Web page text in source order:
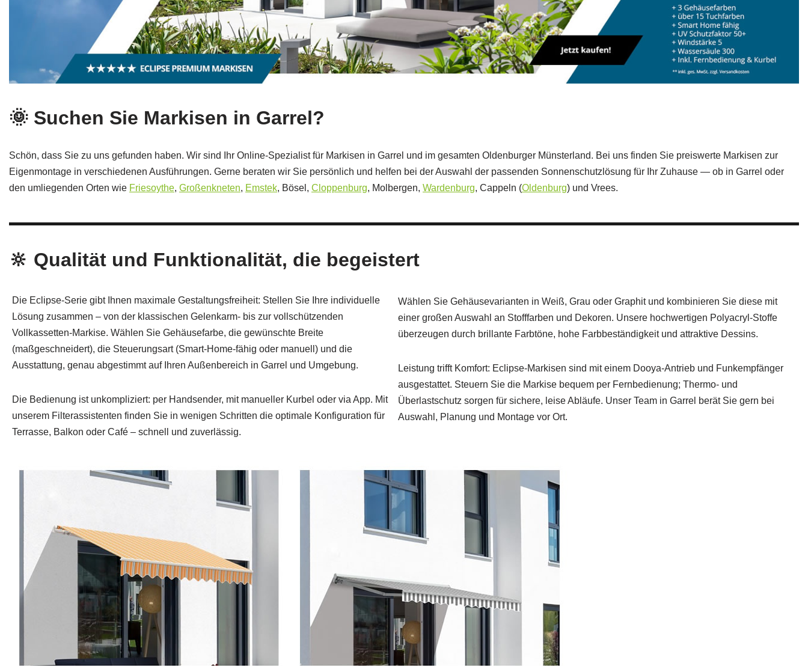
🌞 Suchen Sie Markisen in Garrel?
Schön, dass Sie zu uns gefunden haben. Wir sind Ihr Online-Spezialist für Markisen in Garrel und im gesamten Oldenburger Münsterland. Bei uns finden Sie preiswerte Markisen zur
Eigenmontage in verschiedenen Ausführungen. Gerne beraten wir Sie persönlich und helfen bei der Auswahl der passenden Sonnenschutzlösung für Ihr Zuhause — ob in Garrel oder
den umliegenden Orten wie Friesoythe, Großenkneten, Emstek, Bösel, Cloppenburg, Molbergen, Wardenburg, Cappeln (Oldenburg) und Vrees.
🔆 Qualität und Funktionalität, die begeistert
Die Eclipse-Serie gibt Ihnen maximale Gestaltungsfreiheit: Stellen Sie Ihre individuelle
Lösung zusammen – von der klassischen Gelenkarm- bis zur vollschützenden
Vollkassetten-Markise. Wählen Sie Gehäusefarbe, die gewünschte Breite
(maßgeschneidert), die Steuerungsart (Smart‑Home-fähig oder manuell) und die
Ausstattung, genau abgestimmt auf Ihren Außenbereich in Garrel und Umgebung.
Die Bedienung ist unkompliziert: per Handsender, mit manueller Kurbel oder via App. Mit
unserem Filterassistenten finden Sie in wenigen Schritten die optimale Konfiguration für
Terrasse, Balkon oder Café – schnell und zuverlässig.
Wählen Sie Gehäusevarianten in Weiß, Grau oder Graphit und kombinieren Sie diese mit
einer großen Auswahl an Stofffarben und Dekoren. Unsere hochwertigen Polyacryl-Stoffe
überzeugen durch brillante Farbtöne, hohe Farbbeständigkeit und attraktive Dessins.
Leistung trifft Komfort: Eclipse-Markisen sind mit einem Dooya-Antrieb und Funkempfänger
ausgestattet. Steuern Sie die Markise bequem per Fernbedienung; Thermo- und
Überlastschutz sorgen für sichere, leise Abläufe. Unser Team in Garrel berät Sie gern bei
Auswahl, Planung und Montage vor Ort.